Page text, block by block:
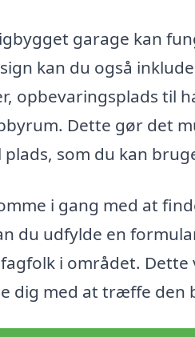
garage kan
kan du også
opbevaringsplads til
Dette gør det
plads, som du kan
i gang med at
du udfylde en
i området. Dette
dig med at træffe den